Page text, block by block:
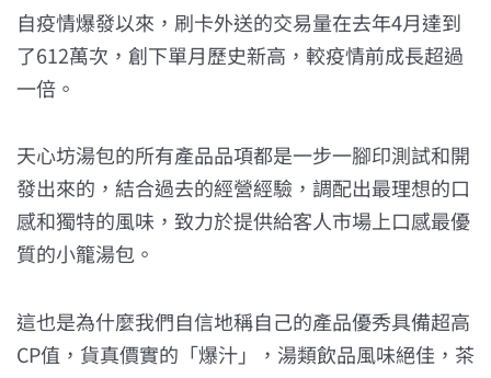
自疫情爆發以來，刷卡外送的交易量在去年4月達到
了612萬次，創下單月歷史新高，較疫情前成長超過
一倍。
天心坊湯包的所有產品品項都是一步一腳印測試和開
發出來的，結合過去的經營經驗，調配出最理想的口
感和獨特的風味，致力於提供給客人市場上口感最優
質的小籠湯包。
這也是為什麼我們自信地稱自己的產品優秀具備超高
CP值，貨真價實的「爆汁」，湯類飲品風味絕佳，茶